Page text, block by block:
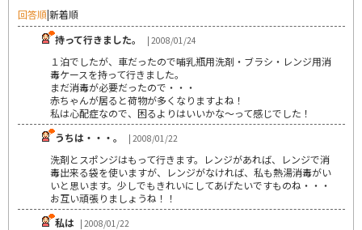
回答順|新着順
持って行きました。
| 2008/01/24
１泊でしたが、車だったので哺乳瓶用洗剤・ブラシ・レンジ用消
毒ケースを持って行きました。
まだ消毒が必要だったので・・・
赤ちゃんが居ると荷物が多くなりますよね！
私は心配症なので、困るよりはいいかな～って感じでした！
うちは・・・。
| 2008/01/22
洗剤とスポンジはもって行きます。レンジがあれば、レンジで消
毒出来る袋を使いますが、レンジがなければ、私も熱湯消毒がい
いと思います。少しでもきれいにしてあげたいですものね・・・
お互い頑張りましょうね！！
私は | 2008/01/22